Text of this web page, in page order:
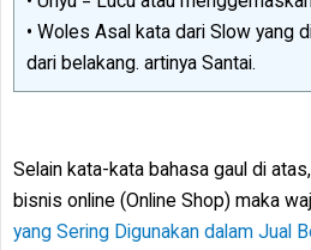
• Woles Asal kata dari Slow yang
dari belakang. artinya Santai.
Selain kata-kata bahasa gaul di
bisnis online (Online Shop) maka
yang Sering Digunakan dalam Jual